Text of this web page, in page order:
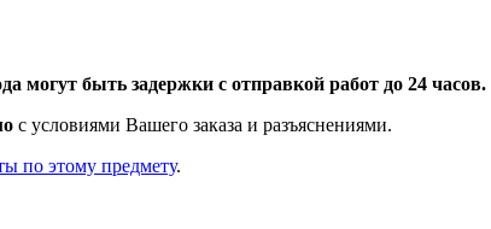
могут быть задержки с отправкой работ до 24
с условиями Вашего заказа и разъяснениями.
по этому предмету.